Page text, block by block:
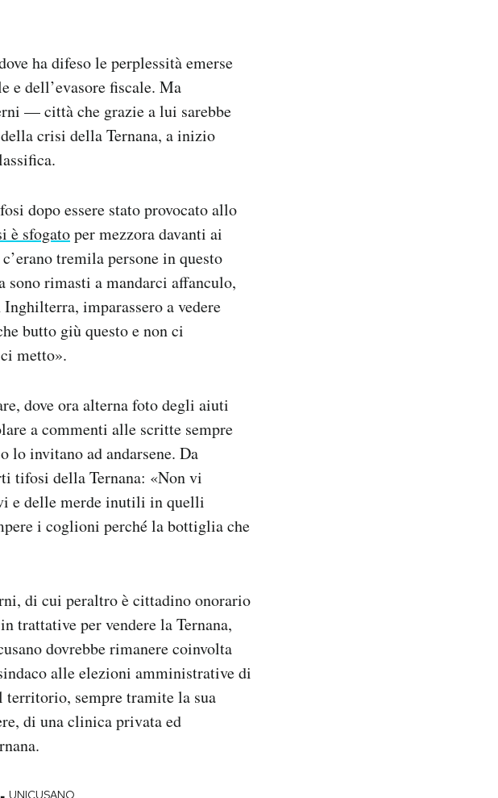
ha difeso le perplessità emerse
e dell’evasore fiscale. Ma
— città che grazie a lui sarebbe
crisi della Ternana, a inizio
dopo essere stato provocato allo
è sfogatoper mezzora davanti ai
tremila persone in questo
sono rimasti a mandarci affanculo,
imparassero a vedere
butto giù questo e non ci
metto».
dove ora alterna foto degli aiuti
a commenti alle scritte sempre
lo invitano ad andarsene. Da
tifosi della Ternana: «Non vi
e delle merde inutili in quelli
i coglioni perché la bottiglia che
di cui peraltro è cittadino onorario
trattative per vendere la Ternana,
dovrebbe rimanere coinvolta
alle elezioni amministrative di
sempre tramite la sua
di una clinica privata ed
UNICUSANO